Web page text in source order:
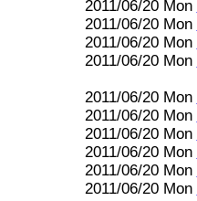
2011/06/20 Mon
2011/06/20 Mon
2011/06/20 Mon
2011/06/20 Mon
2011/06/20 Mon
2011/06/20 Mon
2011/06/20 Mon
2011/06/20 Mon
2011/06/20 Mon
2011/06/20 Mon